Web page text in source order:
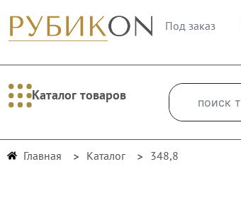
Под заказ
Каталог товаров
Главная Каталог 348,8